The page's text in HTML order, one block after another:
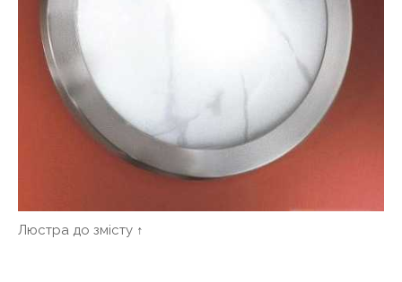
Люстра до змісту ↑